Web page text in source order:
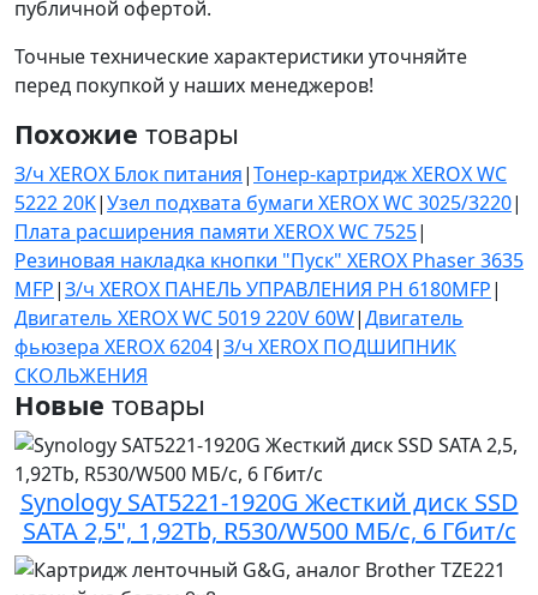
публичной офертой.
Точные технические характеристики уточняйте
перед покупкой у наших менеджеров!
Похожие товары
З/ч XEROX Блок питания|Тонер-картридж XEROX WC
5222 20K|Узел подхвата бумаги XEROX WC 3025/3220|
Плата расширения памяти XEROX WC 7525|
Резиновая накладка кнопки "Пуск" XEROX Phaser 3635
MFP|З/ч XEROX ПАНЕЛЬ УПРАВЛЕНИЯ PH 6180MFP|
Двигатель XEROX WC 5019 220V 60W|Двигатель
фьюзера XEROX 6204|З/ч XEROX ПОДШИПНИК
СКОЛЬЖЕНИЯ
Новые товары
Synology SAT5221-1920G Жесткий диск SSD
SATA 2,5", 1,92Tb, R530/W500 МБ/с, 6 Гбит/с